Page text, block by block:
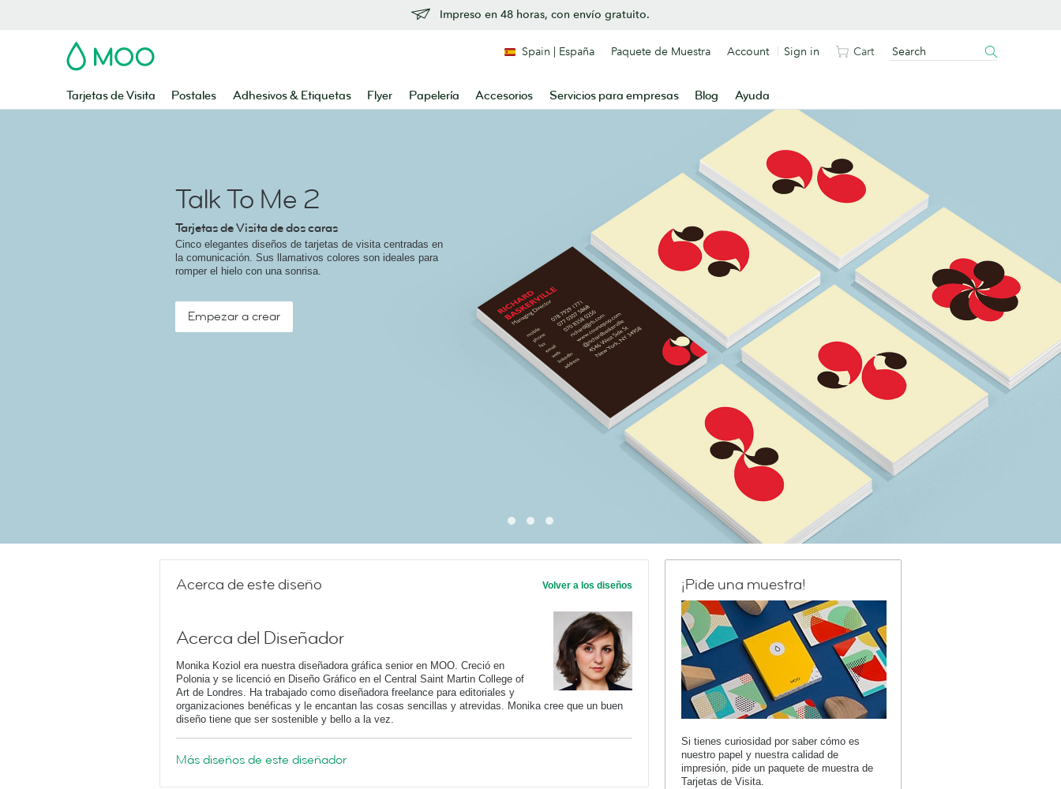
Impreso en 48 horas, con envío gratuito.
MOO
Tarjetas de Visita Postales Adhesivos & Etiquetas Flyer Papelería Accesorios Servicios para empresas Blog Ayuda
Spain | España Paquete de Muestra Account Sign in Cart
Talk To Me 2
Tarjetas de Visita de dos caras
Cinco elegantes diseños de tarjetas de visita centradas en
la comunicación. Sus llamativos colores son ideales para
romper el hielo con una sonrisa.
Empezar a crear
Acerca de este diseño Volver a los diseños
Acerca del Diseñador
Monika Koziol era nuestra diseñadora gráfica senior en MOO. Creció en
Polonia y se licenció en Diseño Gráfico en el Central Saint Martin College of
Art de Londres. Ha trabajado como diseñadora freelance para editoriales y
organizaciones benéficas y le encantan las cosas sencillas y atrevidas. Monika cree que un buen
diseño tiene que ser sostenible y bello a la vez.
Más diseños de este diseñador
¡Pide una muestra!
Si tienes curiosidad por saber cómo es
nuestro papel y nuestra calidad de
impresión, pide un paquete de muestra de
Tarjetas de Visita.